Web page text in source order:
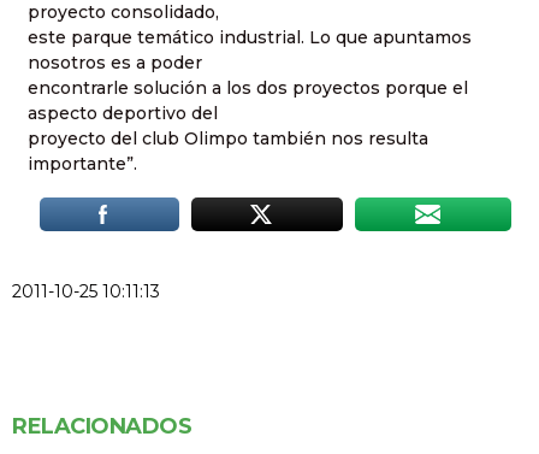
proyecto consolidado,
este parque temático industrial. Lo que apuntamos
nosotros es a poder
encontrarle solución a los dos proyectos porque el
aspecto deportivo del
proyecto del club Olimpo también nos resulta
importante”.
2011-10-25 10:11:13
RELACIONADOS